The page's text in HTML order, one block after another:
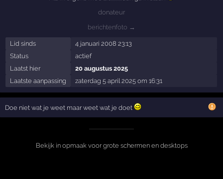
donateur
berichtenfoto →
Lid sinds
4 januari 2008 23:13
Status
actief
Laatst hier
20 augustus 2025
Laatste aanpassing
zaterdag 5 april 2025 om 16:31
Doe niet wat je weet maar weet wat je doet
Bekijk in opmaak voor grote schermen en desktops